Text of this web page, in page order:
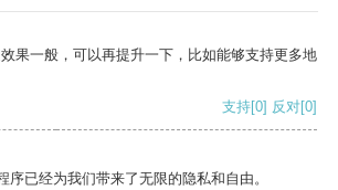
果一般，可以再提升一下，比如能够支持更多地
支持[0] 反对[0]
序已经为我们带来了无限的隐私和自由。